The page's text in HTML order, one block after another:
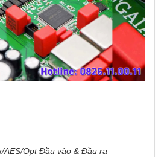
AES/Opt Đầu vào & Đầu ra